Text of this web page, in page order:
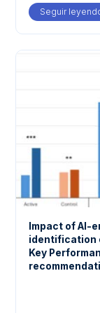
Seguir
Impact of AI-
identification
Key